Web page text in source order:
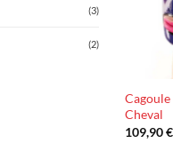
(3)
(2)
Cagoule
Cheval
109,90€